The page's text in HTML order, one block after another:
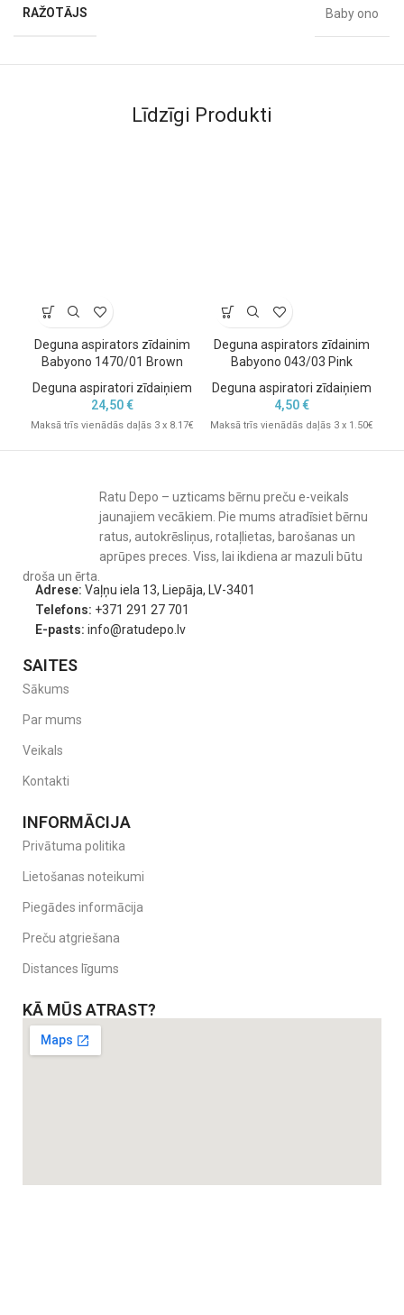
RAŽOTĀJS Baby ono
Līdzīgi Produkti
Deguna aspirators zīdainim
Babyono 1470/01 Brown
Deguna aspiratori zīdaiņiem
24,50€
Maksā trīs vienādās daļās 3 x 8.17€
Deguna aspirators zīdainim
Babyono 043/03 Pink
Deguna aspiratori zīdaiņiem
4,50€
Maksā trīs vienādās daļās 3 x 1.50€
Ratu Depo – uzticams bērnu preču e-veikals
jaunajiem vecākiem. Pie mums atradīsiet bērnu
ratus, autokrēsliņus, rotaļlietas, barošanas un
aprūpes preces. Viss, lai ikdiena ar mazuli būtu
droša un ērta.
Adrese: Vaļņu iela 13, Liepāja, LV-3401
Telefons: +371 291 27 701
E-pasts: info@ratudepo.lv
SAITES
Sākums
Par mums
Veikals
Kontakti
INFORMĀCIJA
Privātuma politika
Lietošanas noteikumi
Piegādes informācija
Preču atgriešana
Distances līgums
KĀ MŪS ATRAST?